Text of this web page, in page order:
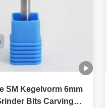
SM Kegelvorm 6mm
Bits Carving